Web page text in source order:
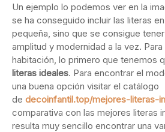
Un ejemplo lo podemos ver en la
se ha conseguido incluir las literas
pequeña, sino que se consigue
amplitud y modernidad a la vez.
habitación, lo primero que tenemos
literas ideales. Para encontrar el
una buena opción visitar el catálogo
de decoinfantil.top/mejores-literas-
comparativa con las mejores literas
resulta muy sencillo encontrar una